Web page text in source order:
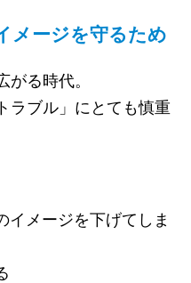
メージを守るため
る時代。
ラブル」にとても慎重
イメージを下げてしま